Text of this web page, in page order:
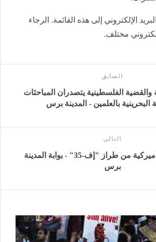
الإلكتروني إلى هذه القائمة. الرجاء
مختلف.
السابق
والقضية الفلسطينية يتصدران المباحثات
البحرينية بالعلمين - المدينة برس
التالى
تحطم مقاتلة أميركية من طراز "إف-35" - بوابة المدينة
برس